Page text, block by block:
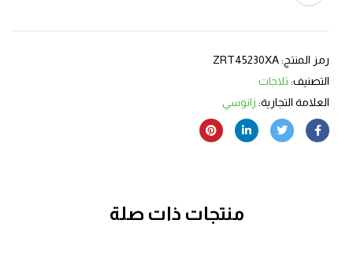
رمز المنتج:ZRT45230XA
التصنيف: ثلاجات
العلامة التجارية: زانوسي
منتجات ذات صلة